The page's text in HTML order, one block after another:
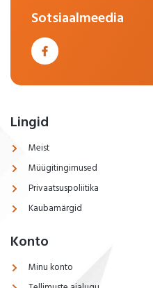
Sotsiaalmeedia
Lingid
Meist
Müügitingimused
Privaatsuspoliitika
Kaubamärgid
Konto
Minu konto